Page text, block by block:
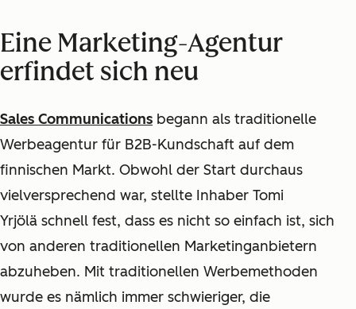
Eine Marketing-Agentur
erfindet sich neu
Sales Communications begann als traditionelle
Werbeagentur für B2B-Kundschaft auf dem
finnischen Markt. Obwohl der Start durchaus
vielversprechend war, stellte Inhaber Tomi
Yrjölä schnell fest, dass es nicht so einfach ist, sich
von anderen traditionellen Marketinganbietern
abzuheben. Mit traditionellen Werbemethoden
wurde es nämlich immer schwieriger, die